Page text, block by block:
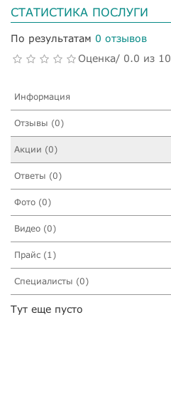
СТАТИСТИКА ПОСЛУГИ
По результатам 0 отзывов
Оценка/ 0.0 из 10
Информация
Отзывы (0)
Акции (0)
Ответы (0)
Фото (0)
Видео (0)
Прайс (1)
Специалисты (0)
Тут еще пусто